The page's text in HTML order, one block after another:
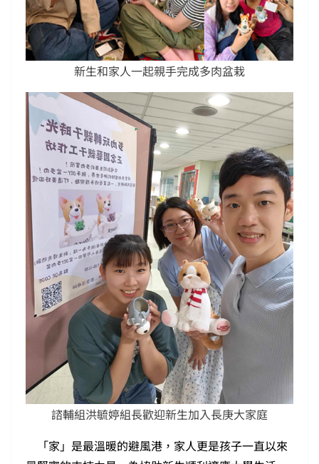
新生和家人一起親手完成多肉盆栽
諮輔組洪毓婷組長歡迎新生加入長庚大家庭
「家」是最溫暖的避風港，家人更是孩子一直以來